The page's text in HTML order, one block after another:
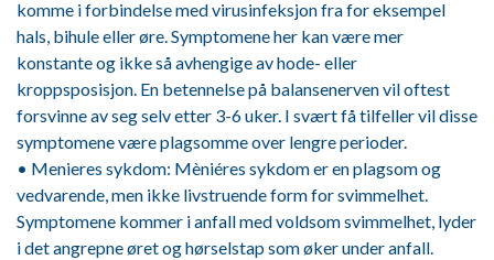
komme i forbindelse med virusinfeksjon fra for eksempel
hals, bihule eller øre. Symptomene her kan være mer
konstante og ikke så avhengige av hode- eller
kroppsposisjon. En betennelse på balansenerven vil oftest
forsvinne av seg selv etter 3-6 uker. I svært få tilfeller vil disse
symptomene være plagsomme over lengre perioder.
• Menieres sykdom: Mèniéres sykdom er en plagsom og
vedvarende, men ikke livstruende form for svimmelhet.
Symptomene kommer i anfall med voldsom svimmelhet, lyder
i det angrepne øret og hørselstap som øker under anfall.